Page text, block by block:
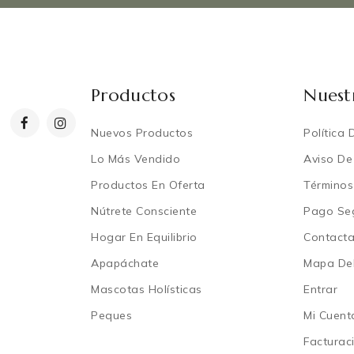
Productos
Nuevos Productos
Lo Más Vendido
Productos En Oferta
Nútrete Consciente
Hogar En Equilibrio
Apapáchate
Mascotas Holísticas
Peques
Política
Aviso
Pago
Mapa
Entrar
Mi